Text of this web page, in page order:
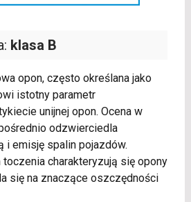
klasa B
opon, często określana jako
istotny parametr
unijnej opon. Ocena w
odzwierciedla
i emisję spalin pojazdów.
charakteryzują się opony
się na znaczące oszczędności